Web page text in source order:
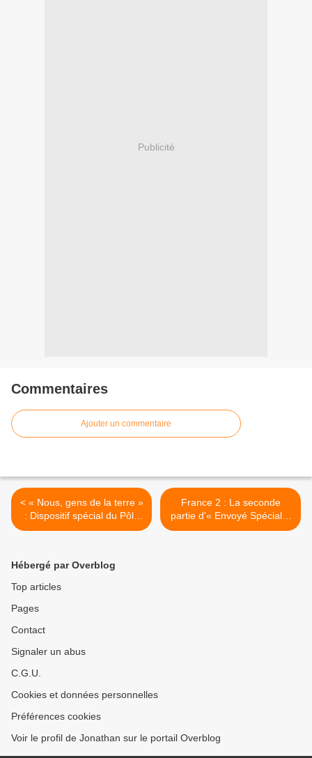
Publicité
Commentaires
Ajouter un commentaire
< « Nous, gens de la terre »
: Dispositif spécial du Pôle
Outre-Mer de France
France 2 : La seconde
partie d'« Envoyé Spécial »
s'intéressera à la gestion de
Hébergé par Overblog
Top articles
Pages
Contact
Signaler un abus
C.G.U.
Cookies et données personnelles
Préférences cookies
Voir le profil de Jonathan sur le portail Overblog